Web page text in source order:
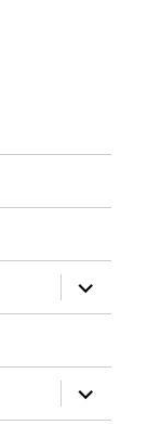
ouvrir
le
sous-
ouvrir
le